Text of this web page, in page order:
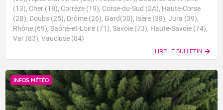
(13), Cher (18), Corrèze (19), Corse-du-Sud (2A), Haute-Corse
(2B), Doubs (25), Drôme (26), Gard(30), Isère (38), Jura (39),
Rhône (69), Saône-et-Loire (71), Savoie (73), Haute-Savoie (74),
Var (83), Vaucluse (84)
LIRE LE BULLETIN
INFOS MÉTÉO